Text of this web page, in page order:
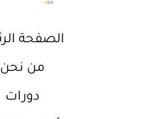
من نحن
دورات